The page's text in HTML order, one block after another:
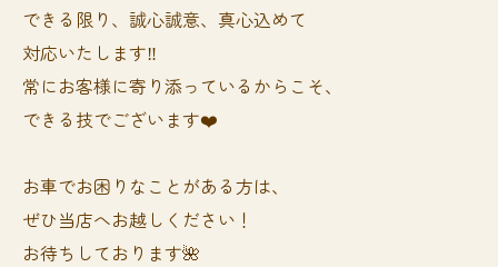
できる限り、誠心誠意、真心込めて
対応いたします‼️
常にお客様に寄り添っているからこそ、
できる技でございます❤️
お車でお困りなことがある方は、
ぜひ当店へお越しください！
お待ちしております🌺